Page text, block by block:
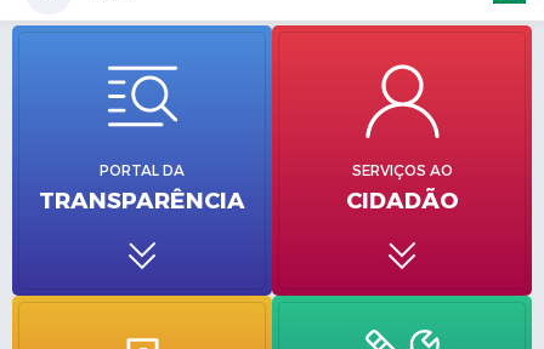
PORTAL DA
TRANSPARÊNCIA
SERVIÇOS AO
CIDADÃO